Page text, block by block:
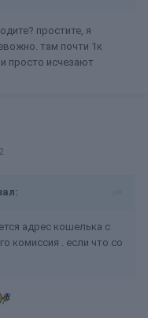
простите, я
там почти 1к
просто исчезают
адрес кошелька с
комиссия . если что со